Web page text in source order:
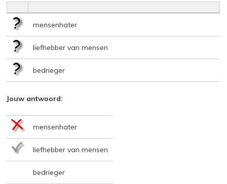
mensenhater
liefhebber van mensen
bedrieger
Jouw antwoord:
mensenhater
liefhebber van mensen
bedrieger